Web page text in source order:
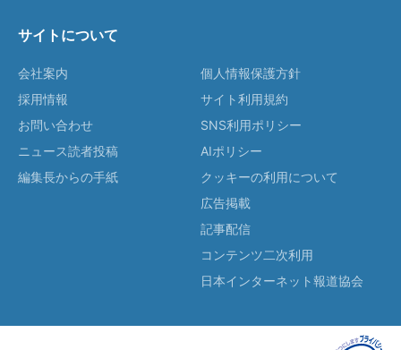
サイトについて
会社案内
採用情報
お問い合わせ
ニュース読者投稿
編集長からの手紙
個人情報保護方針
サイト利用規約
SNS利用ポリシー
AIポリシー
クッキーの利用について
広告掲載
記事配信
コンテンツ二次利用
日本インターネット報道協会